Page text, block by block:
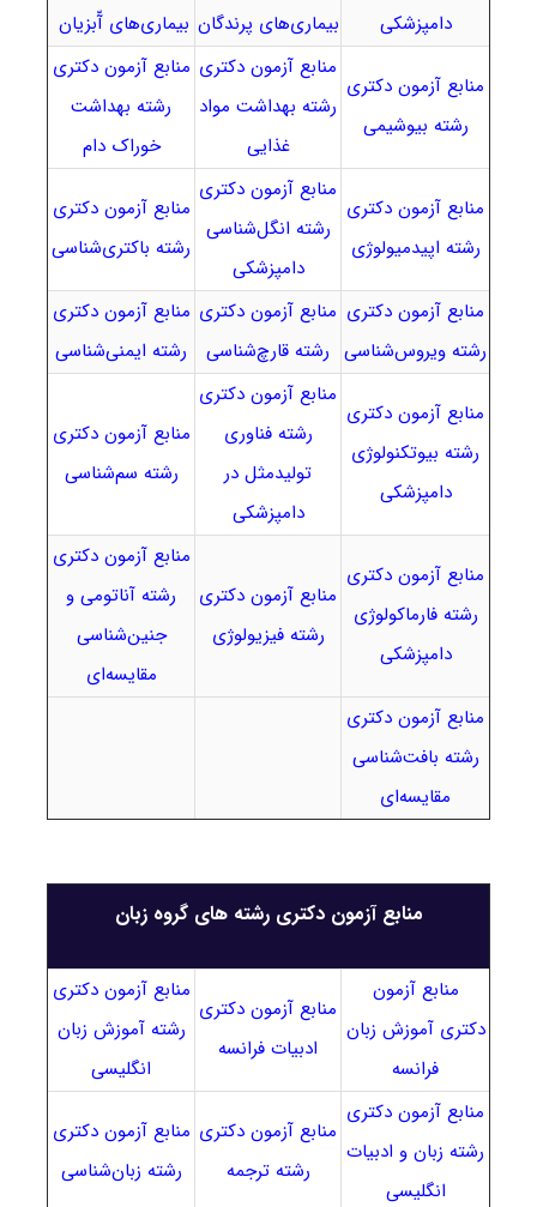
دامپزشکی
بیماری‌های پرندگان بیماری‌های آّبزیان
منابع آزمون دکتری
رشته بیوشیمی
منابع آزمون دکتری
رشته بهداشت مواد
غذایی
منابع آزمون دکتری
رشته بهداشت
خوراک دام
منابع آزمون دکتری
رشته اپیدمیولوژی
منابع آزمون دکتری
رشته انگل‌شناسی
دامپزشکی
منابع آزمون دکتری
رشته باکتری‌شناسی
منابع آزمون دکتری
رشته ویروس‌شناسی
منابع آزمون دکتری
رشته قارچ‌شناسی
منابع آزمون دکتری
رشته ایمنی‌شناسی
منابع آزمون دکتری
رشته بیوتکنولوژی
دامپزشکی
منابع آزمون دکتری
رشته فناوری
تولیدمثل در
دامپزشکی
منابع آزمون دکتری
رشته سم‌شناسی
منابع آزمون دکتری
رشته فارماکولوژی
دامپزشکی
منابع آزمون دکتری
رشته فیزیولوژی
منابع آزمون دکتری
رشته آناتومی و
جنین‌شناسی
مقایسه‌ای
منابع آزمون دکتری
رشته بافت‌شناسی
مقایسه‌ای
منابع آزمون دکتری رشته های گروه زبان
منابع آزمون
دکتری آموزش زبان
فرانسه
منابع آزمون دکتری
ادبیات فرانسه
منابع آزمون دکتری
رشته آموزش زبان
انگلیسی
منابع آزمون دکتری
رشته زبان و ادبیات
انگلیسی
منابع آزمون دکتری
رشته ترجمه
منابع آزمون دکتری
رشته زبان‌شناسی